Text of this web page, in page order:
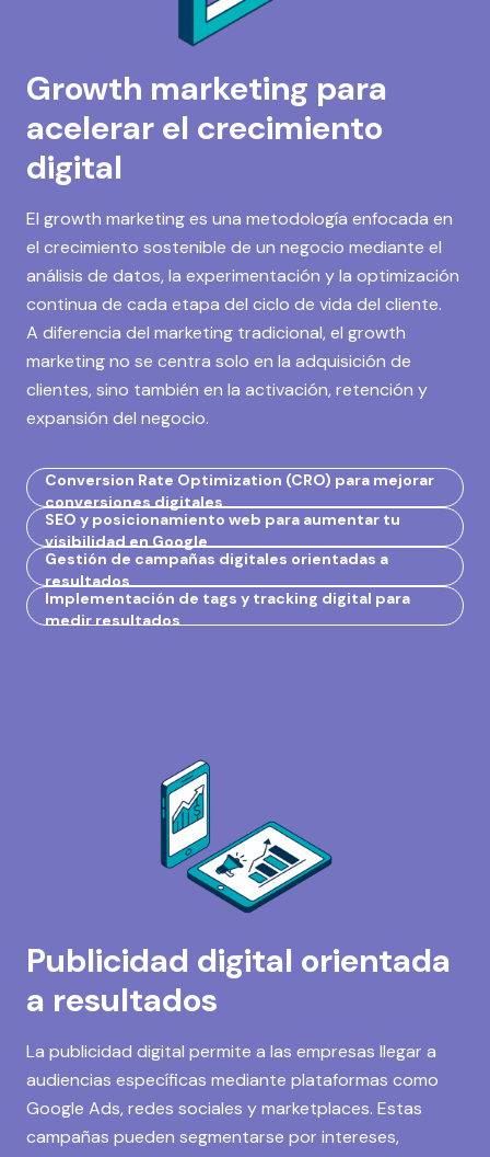
Growth marketing para
acelerar el crecimiento
digital
El growth marketing es una metodología enfocada en
el crecimiento sostenible de un negocio mediante el
análisis de datos, la experimentación y la optimización
continua de cada etapa del ciclo de vida del cliente.
A diferencia del marketing tradicional, el growth
marketing no se centra solo en la adquisición de
clientes, sino también en la activación, retención y
expansión del negocio.
Conversion Rate Optimization (CRO) para mejorar
conversiones digitales
SEO y posicionamiento web para aumentar tu
visibilidad en Google
Gestión de campañas digitales orientadas a
resultados
Implementación de tags y tracking digital para
medir resultados
Publicidad digital orientada
a resultados
La publicidad digital permite a las empresas llegar a
audiencias específicas mediante plataformas como
Google Ads, redes sociales y marketplaces. Estas
campañas pueden segmentarse por intereses,